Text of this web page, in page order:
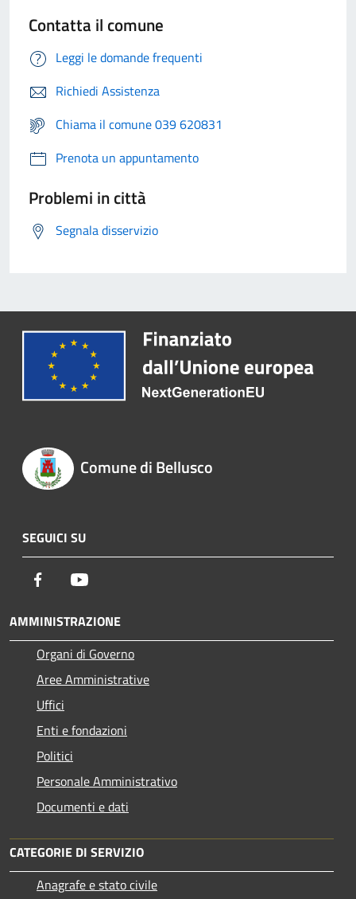
Contatta il comune
Leggi le domande frequenti
Richiedi Assistenza
Chiama il comune 039 620831
Prenota un appuntamento
Problemi in città
Segnala disservizio
Comune di Bellusco
SEGUICI SU
Facebook
AMMINISTRAZIONE
Organi di Governo
Aree Amministrative
Uffici
Enti e fondazioni
Politici
Personale Amministrativo
Documenti e dati
CATEGORIE DI SERVIZIO
Anagrafe e stato civile